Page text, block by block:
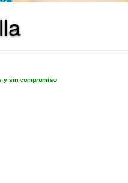
y sin compromiso